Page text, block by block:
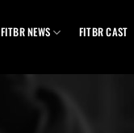
FITBR NEWS FITBR CAST